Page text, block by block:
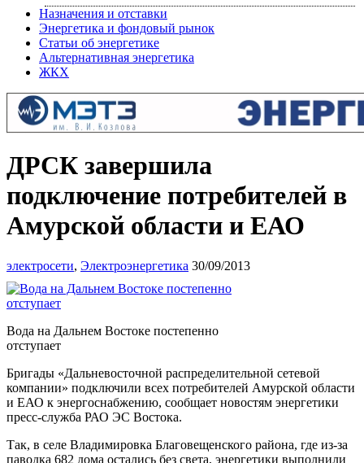
Назначения и отставки
Энергетика и фондовый рынок
Статьи об энергетике
Альтернативная энергетика
ЖКХ
ДРСК завершила
подключение потребителей в
Амурской области и ЕАО
электросети, Электроэнергетика 30/09/2013
Вода на Дальнем Востоке постепенно
отступает
Бригады «Дальневосточной распределительной сетевой
компании» подключили всех потребителей Амурской области
и ЕАО к энергоснабжению, сообщает новостям энергетики
пресс-служба РАО ЭС Востока.
Так, в селе Владимировка Благовещенского района, где из-за
паводка 682 дома остались без света, энергетики выполнили